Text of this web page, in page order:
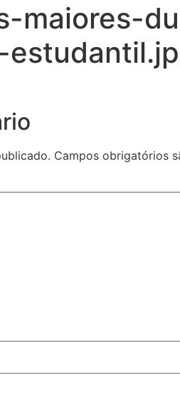
maiores-
Campos obrigatórios